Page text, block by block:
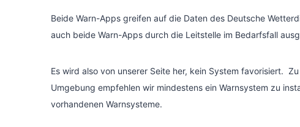
Beide Warn-Apps greifen auf die Daten des Deutsche
auch beide Warn-Apps durch die Leitstelle im Bedarfsfall
Es wird also von unserer Seite her, kein System favorisiert.
Umgebung empfehlen wir mindestens ein Warnsystem zu
vorhandenen Warnsysteme.